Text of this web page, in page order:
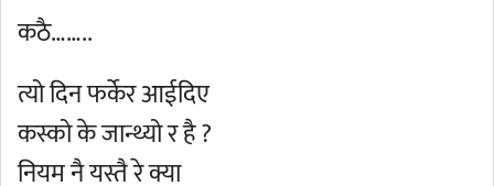
कठै……..
त्यो दिन फर्केर आईदिए
कस्को के जान्थ्यो र है ?
नियम नै यस्तै रे क्या